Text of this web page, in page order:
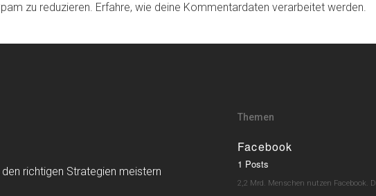
zu reduzieren. Erfahre, wie deine Kommentardaten verarbeitet werden.
richtigen Strategien meistern
Themen
Facebook
1 Posts
2,2 Mrd. Menschen nutzen Facebook.